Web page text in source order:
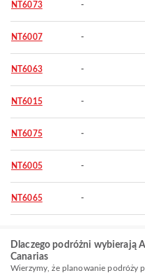
NT6073 -
NT6007 -
NT6063 -
NT6015 -
NT6075 -
NT6005 -
NT6065 -
Dlaczego podróżni wybierają
Canarias
Wierzymy, że planowanie podróży